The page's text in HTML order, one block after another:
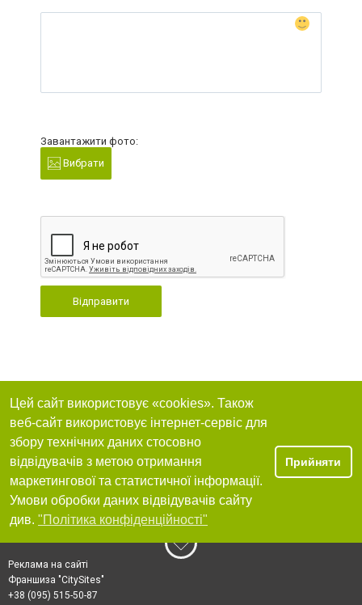
Завантажити фото:
Вибрати
Відправити
Цей сайт використовує «cookies». Також
веб-сайт використовує інтернет-сервіс для
збору технічних даних стосовно
відвідувачів з метою отримання
маркетингової та статистичної інформації.
Умови обробки даних відвідувачів сайту
див. "Політика конфіденційності"
Прийняти
Реклама на сайті
Франшиза "CitySites"
+38 (095) 515-50-87